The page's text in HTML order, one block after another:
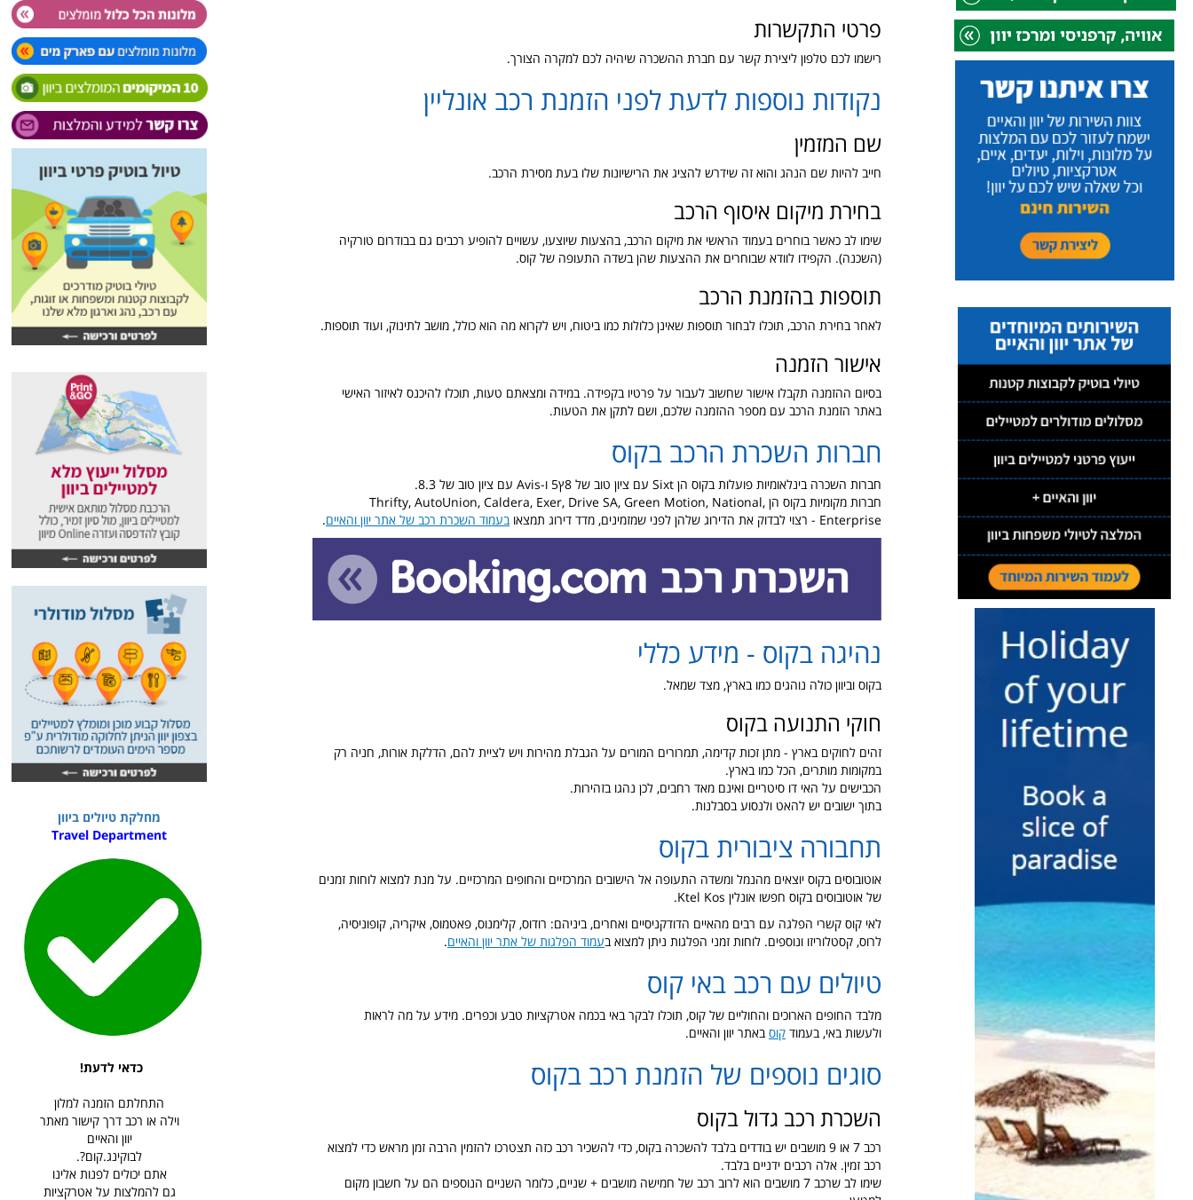
פרטי התקשרות
רישמו לכם טלפון ליצירת קשר עם חברת ההשכרה שיהיה לכם למקרה הצורך.
נקודות נוספות לדעת לפני הזמנת רכב אונליין
שם המזמין
חייב להיות שם הנהג והוא זה שידרש להציג את הרישיונות שלו בעת מסירת הרכב.
בחירת מיקום איסוף הרכב
שימו לב כאשר בוחרים בעמוד הראשי את מיקום הרכב, בהצעות שיוצעו, עשויים להופיע רכבים גם בבודרום טורקיה
(השכנה). הקפידו לוודא שבוחרים את ההצעות שהן בשדה התעופה של קוס.
תוספות בהזמנת הרכב
לאחר בחירת הרכב, תוכלו לבחור תוספות שאינן כלולות כמו ביטוח, ויש לקרוא מה הוא כולל, מושב לתינוק, ועוד תוספות.
אישור הזמנה
בסיום ההזמנה תקבלו אישור שחשוב לעבור על פרטיו בקפידה. במידה ומצאתם טעות, תוכלו להיכנס לאיזור האישי
באתר הזמנת הרכב עם מספר ההזמנה שלכם, ושם לתקן את הטעות.
חברות השכרת הרכב בקוס
חברות השכרה בינלאומיות פועלות בקוס הן Sixt עם ציון טוב של 8ץ5 ו-Avis עם ציון טוב של 8.3.
חברות מקומיות בקוס הן Thrifty, AutoUnion, Caldera, Exer, Drive SA, Green Motion, National,
Enterprise - רצוי לבדוק את הדירוג שלהן לפני שמזמינים, מדד דירוג תמצאו
בעמוד השכרת רכב של אתר יוון והאיים.
נהיגה בקוס - מידע כללי
בקוס וביוון כולה נוהגים כמו בארץ, מצד שמאל.
חוקי התנועה בקוס
זהים לחוקים בארץ - מתן זכות קדימה, תמרורים המורים על הגבלת מהירות ויש לציית להם, הדלקת אורות, חניה רק
במקומות מותרים, הכל כמו בארץ.
הכבישים על האי דו סיטריים ואינם מאד רחבים, לכן נהגו בזהירות.
בתוך ישובים יש להאט ולנסוע בסבלנות.
תחבורה ציבורית בקוס
אוטובוסים בקוס יוצאים מהנמל ומשדה התעופה אל הישובים המרכזיים והחופים המרכזיים. על מנת למצוא לוחות זמנים
של אוטובוסים בקוס חפשו אונלין Ktel Kos.
לאי קוס קשרי הפלגה עם רבים מהאיים הדודקניסיים ואחרים, ביניהם: רודוס, קלימנוס, פאטמוס, איקריה, קופוניסיה,
לרוס, קסטלוריזו ונוספים. לוחות זמני הפלגות ניתן למצוא בעמוד הפלגות של אתר יוון והאיים.
טיולים עם רכב באי קוס
מלבד החופים הארוכים והחוליים של קוס, תוכלו לבקר באי בכמה אטרקציות טבע וכפרים. מידע על מה לראות
ולעשות באי, בעמוד קוסבאתר יוון והאיים.
סוגים נוספים של הזמנת רכב בקוס
השכרת רכב גדול בקוס
רכב 7 או 9 מושבים יש בודדים בלבד להשכרה בקוס, כדי להשכיר רכב כזה תצטרכו להזמין הרבה זמן מראש כדי למצוא
רכב זמין. אלה רכבים ידניים בלבד.
שימו לב שרכב 7 מושבים הוא לרוב רכב של חמישה מושבים + שניים, כלומר השניים הנוספים הם על חשבון מקום
מחלקת טיולים ביוון
Travel Department
כדאי לדעת!
התחלתם הזמנה למלון
וילה או רכב דרך קישור מאתר
יוון והאיים
לבוקינג.קום?.
אתם יכולים לפנות אלינו
גם להמלצות על אטרקציות